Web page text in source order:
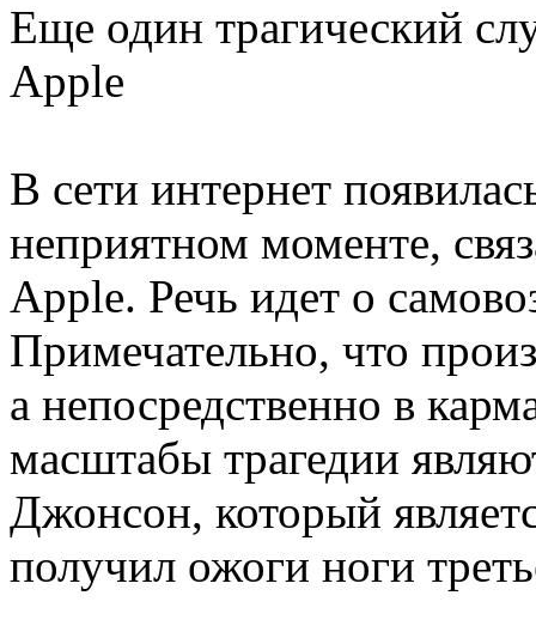
Еще один трагический
Apple
В сети интернет
неприятном моменте,
Apple. Речь идет о
Примечательно, что
а непосредственно в
масштабы трагедии
Джонсон, который
получил ожоги ноги